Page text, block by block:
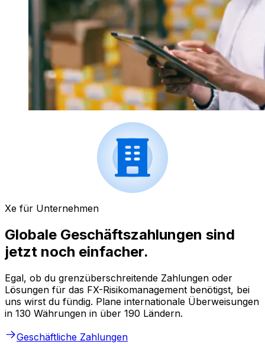
Xe für Unternehmen
Globale Geschäftszahlungen sind
jetzt noch einfacher.
Egal, ob du grenzüberschreitende Zahlungen oder
Lösungen für das FX-Risikomanagement benötigst, bei
uns wirst du fündig. Plane internationale Überweisungen
in 130 Währungen in über 190 Ländern.
Geschäftliche Zahlungen